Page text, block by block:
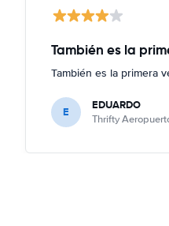
También es la
También es la primera
E EDUARDO
Thrifty